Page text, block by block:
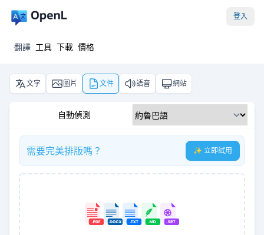
登入
翻譯 工具 下載 價格
文字 圖片 文件 語音 網站
自動偵測
需要完美排版嗎？ ✨ 立即試用